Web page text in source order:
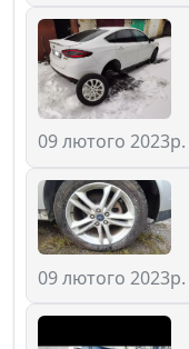
09 лютого 2023р.
09 лютого 2023р.